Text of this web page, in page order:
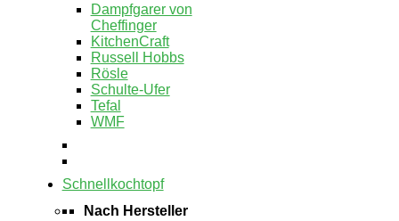
Dampfgarer von
Cheffinger
KitchenCraft
Russell Hobbs
Rösle
Schulte-Ufer
Tefal
WMF
Schnellkochtopf
Nach Hersteller